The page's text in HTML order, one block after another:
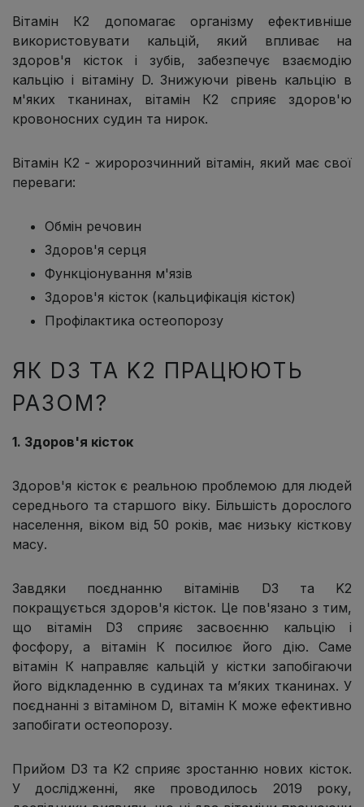
Вітамін К2 допомагає організму ефективніше
використовувати кальцій, який впливає на
здоров'я кісток і зубів, забезпечує взаємодію
кальцію і вітаміну D. Знижуючи рівень кальцію в
м'яких тканинах, вітамін К2 сприяє здоров'ю
кровоносних судин та нирок.
Вітамін К2 - жиророзчинний вітамін, який має свої
переваги:
Обмін речовин
Здоров'я серця
Функціонування м'язів
Здоров'я кісток (кальцифікація кісток)
Профілактика остеопорозу
ЯК D3 ТА K2 ПРАЦЮЮТЬ
РАЗОМ?
1. Здоров'я кісток
Здоров'я кісток є реальною проблемою для людей
середнього та старшого віку. Більшість дорослого
населення, віком від 50 років, має низьку кісткову
масу.
Завдяки поєднанню вітамінів D3 та K2
покращується здоров'я кісток. Це пов'язано з тим,
що вітамін D3 сприяє засвоєнню кальцію і
фосфору, а вітамін К посилює його дію. Саме
вітамін К направляє кальцій у кістки запобігаючи
його відкладенню в судинах та мʼяких тканинах. У
поєднанні з вітаміном D, вітамін К може ефективно
запобігати остеопорозу.
Прийом D3 та K2 сприяє зростанню нових кісток.
У дослідженні, яке проводилось 2019 року,